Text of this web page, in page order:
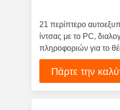
21 περίπτερο
ίντσας με το PC,
πληροφοριών για το
Πάρτε την